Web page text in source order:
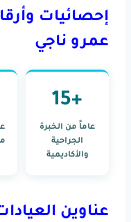
إحصائيات
عمرو ناجي
+15
عاماً من الخبرة
الجراحية
والأكاديمية
عناوين